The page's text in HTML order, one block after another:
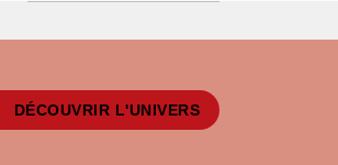
DÉCOUVRIR L'UNIVERS